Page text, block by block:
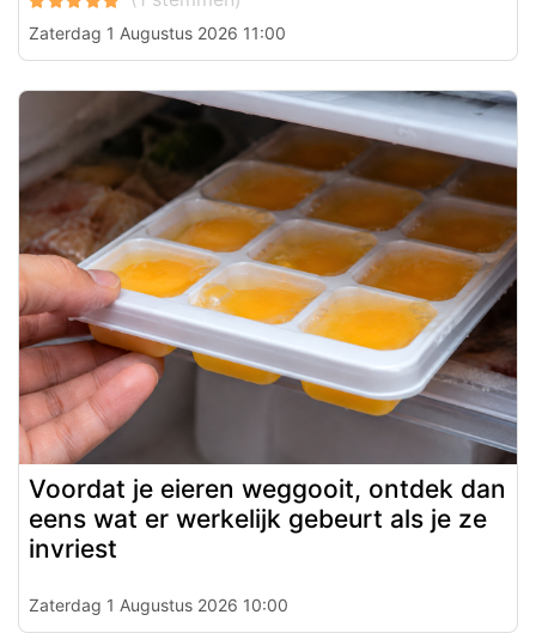
Zaterdag 1 Augustus 2026 11:00
Voordat je eieren weggooit, ontdek dan
eens wat er werkelijk gebeurt als je ze
invriest
Zaterdag 1 Augustus 2026 10:00